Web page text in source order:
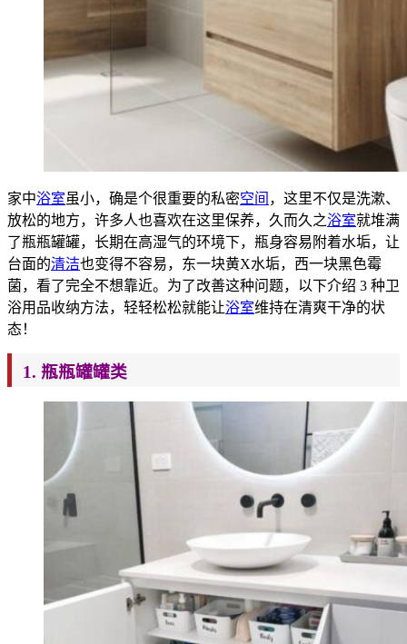
家中浴室虽小，确是个很重要的私密空间 ，这里不仅是洗漱、
放松的地方，许多人也喜欢在这里保养，久而久之浴室就堆满
了瓶瓶罐罐，长期在高湿气的环境下，瓶身容易附着水垢，让
台面的清洁也变得不容易，东一块黄X水垢，西一块黑色霉
菌，看了完全不想靠近。为了改善这种问题，以下介绍 3 种卫
浴用品收纳方法，轻轻松松就能让浴室维持在清爽干净的状
态！
1. 瓶瓶罐罐类